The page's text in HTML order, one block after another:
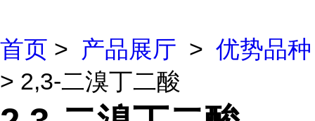
首页 > 产品展厅 > 优势品种
> 2,3-二溴丁二酸